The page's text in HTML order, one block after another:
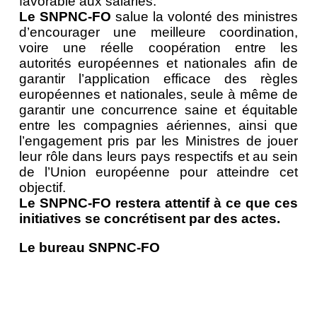
Le SNPNC-FO salue la volonté des ministres
d’encourager une meilleure coordination,
voire une réelle coopération entre les
autorités européennes et nationales afin de
garantir l’application efficace des règles
européennes et nationales, seule à même de
garantir une concurrence saine et équitable
entre les compagnies aériennes, ainsi que
l’engagement pris par les Ministres de jouer
leur rôle dans leurs pays respectifs et au sein
de l’Union européenne pour atteindre cet
objectif.
Le SNPNC-FO restera attentif à ce que ces
initiatives se concrétisent par des actes.
Le bureau SNPNC-FO